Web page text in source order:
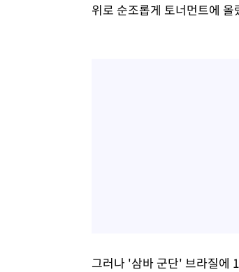
위로 순조롭게 토너먼트에 올
그러나 '삼바 군단' 브라질에